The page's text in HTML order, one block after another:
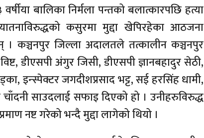
बालिका निर्मला पन्तको बलात्कारपछि हत्या
कसुरमा मुद्दा खेपिरहेका आठजना
। कञ्चनपुर जिल्ला अदालतले तत्कालीन कञ्चनपुर
डीएसपी अंगुर जिसी, डीएसपी ज्ञानबहादुर सेठी,
इन्स्पेक्टर जगदीशप्रसाद भट्ट, सई हरसिंह धामी,
साउदलाई सफाइ दिएको हो । उनीहरुविरुद्ध
नष्ट गरेको भन्दै मुद्दा लागेको थियो ।